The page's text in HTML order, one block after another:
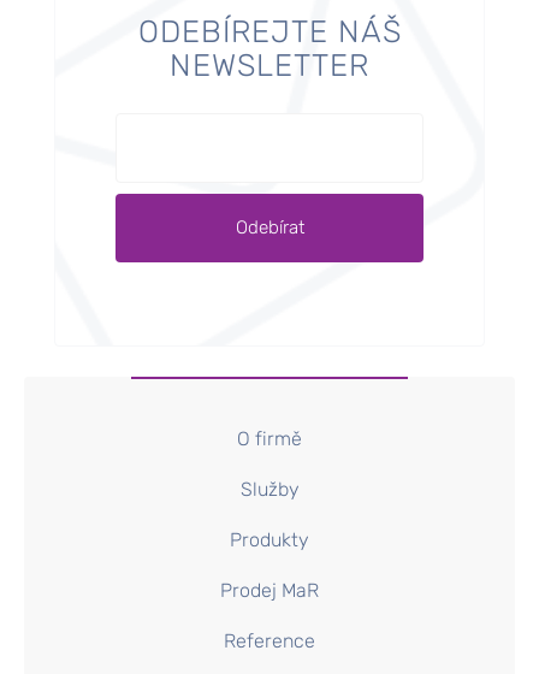
ODEBÍREJTE NÁŠ
NEWSLETTER
O firmě
Služby
Produkty
Prodej MaR
Reference